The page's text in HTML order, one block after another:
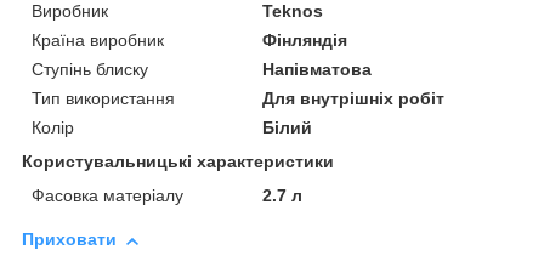
Виробник
Teknos
Країна виробник
Фінляндія
Ступінь блиску
Напівматова
Тип використання
Для внутрішніх робіт
Колір
Білий
Користувальницькі характеристики
Фасовка матеріалу
2.7 л
Приховати